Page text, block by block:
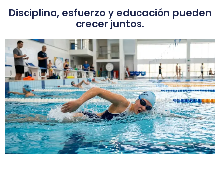
Disciplina, esfuerzo y educación pueden
crecer juntos.